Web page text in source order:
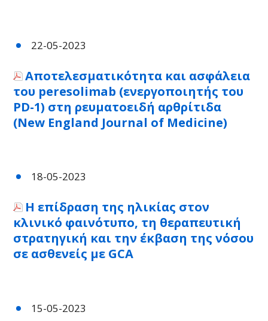
22-05-2023
Αποτελεσματικότητα και ασφάλεια
του peresolimab (ενεργοποιητής του
PD-1) στη ρευματοειδή αρθρίτιδα
(New England Journal of Medicine)
18-05-2023
Η επίδραση της ηλικίας στον
κλινικό φαινότυπο, τη θεραπευτική
στρατηγική και την έκβαση της νόσου
σε ασθενείς με GCA
15-05-2023